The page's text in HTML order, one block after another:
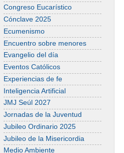
Congreso Eucarístico
Cónclave 2025
Ecumenismo
Encuentro sobre menores
Evangelio del día
Eventos Católicos
Experiencias de fe
Inteligencia Artificial
JMJ Seúl 2027
Jornadas de la Juventud
Jubileo Ordinario 2025
Jubileo de la Misericordia
Medio Ambiente